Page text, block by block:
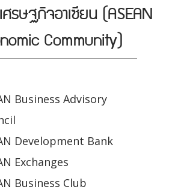
ศรษฐกิจอาเซียน (ASEAN
Community)
Business Advisory
Development Bank
Exchanges
Business Club